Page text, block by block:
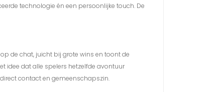
technologie én een persoonlijke touch. De
de chat, juicht bij grote wins en toont de
idee dat alle spelers hetzelfde avontuur
contact en gemeenschapszin.